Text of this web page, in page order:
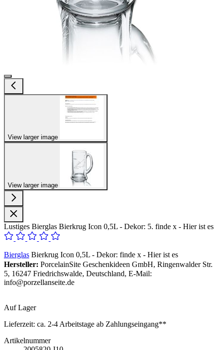
View larger image
View larger image
Lustiges Bierglas Bierkrug Icon 0,5L - Dekor: 5. finde x - Hier ist es
Bierglas Bierkrug Icon 0,5L - Dekor: finde x - Hier ist es
Hersteller: PorcelainSite Geschenkideen GmbH, Ringenwalder Str.
5, 16247 Friedrichswalde, Deutschland, E-Mail:
info@porzellanseite.de
Auf Lager
Lieferzeit: ca. 2-4 Arbeitstage ab Zahlungseingang**
Artikelnummer